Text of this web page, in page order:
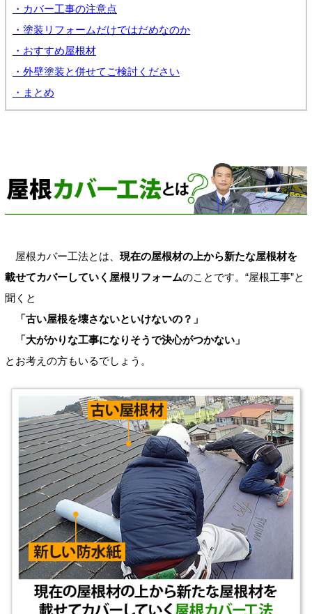
・カバー工事の注意点
・塗装リフォームだけではだめなのか
・おすすめ屋根材
・外壁塗装と併せてご検討ください
・まとめ
屋根カバー工法とは、 現在の屋根材の上から新たな屋根材を
載せてカバーしていく屋根リフォームのことです。“屋根工事”と
聞くと
「古い屋根を壊さないといけないの？」
「大がかりな工事になりそうで決心がつかない」
とお考えの方もいるでしょう。